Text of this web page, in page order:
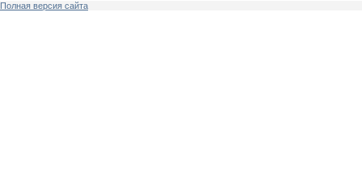
Полная версия сайта